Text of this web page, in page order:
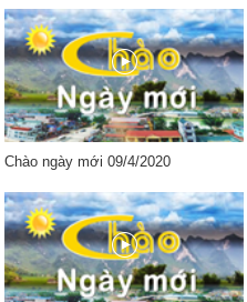
Chào ngày mới 09/4/2020